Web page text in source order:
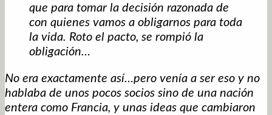
que para tomar la decisión razonada de
con quienes vamos a obligarnos para toda
la vida. Roto el pacto, se rompió la
obligación…
No era exactamente así…pero venía a ser eso y no
hablaba de unos pocos socios sino de una nación
entera como Francia, y unas ideas que cambiaron